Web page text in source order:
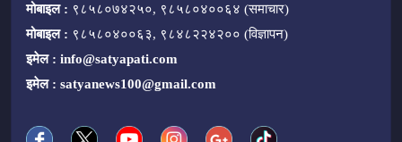
मोबाइल : ९८५८०७४२५०, ९८५८०४००६४ (समाचार)
मोबाइल : ९८५८०४००६३, ९८४८२२४२०० (विज्ञापन)
इमेल : info@satyapati.com
इमेल : satyanews100@gmail.com